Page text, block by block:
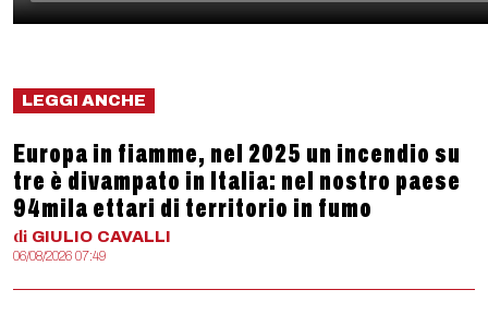
LEGGI ANCHE
Europa in fiamme, nel 2025 un incendio su
tre è divampato in Italia: nel nostro paese
94mila ettari di territorio in fumo
di GIULIO CAVALLI
06/08/2026 07:49